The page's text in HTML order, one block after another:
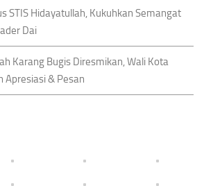
STIS Hidayatullah, Kukuhkan Semangat
Dai
Karang Bugis Diresmikan, Wali Kota
Apresiasi & Pesan